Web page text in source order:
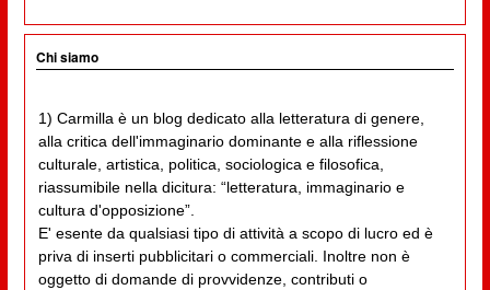
Chi siamo
1) Carmilla è un blog dedicato alla letteratura di genere,
alla critica dell'immaginario dominante e alla riflessione
culturale, artistica, politica, sociologica e filosofica,
riassumibile nella dicitura: “letteratura, immaginario e
cultura d'opposizione”.
E' esente da qualsiasi tipo di attività a scopo di lucro ed è
priva di inserti pubblicitari o commerciali. Inoltre non è
oggetto di domande di provvidenze, contributi o